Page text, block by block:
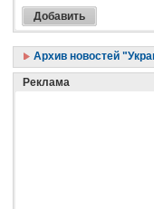
Архив новостей
Реклама